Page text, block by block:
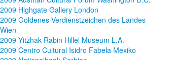
2009 Highgate Gallery London
2009 Goldenes Verdienstzeichen des Landes
Wien
2009 Yitzhak Rabin Hillel Museum L.A.
2009 Centro Cultural Isidro Fabela Mexiko